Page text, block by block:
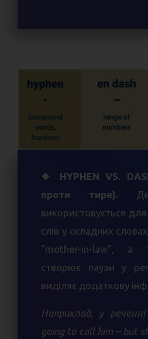
❖ HYPHEN VS.
проти тире).
використовується
слів у складних
"mother-in-law", а
створює паузи у
виділяє додаткову
Наприклад, у
going to call him – but